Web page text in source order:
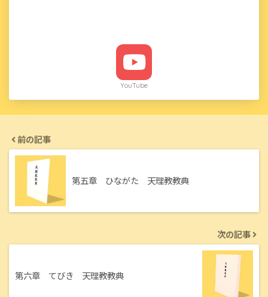
YouTube
前の記事
第五章 ひながた 天理教教典
次の記事
第六章 てびき 天理教教典